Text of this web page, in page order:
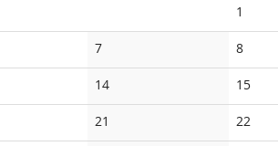
1
7No
events
8No
14No
events
15No
21
events
22